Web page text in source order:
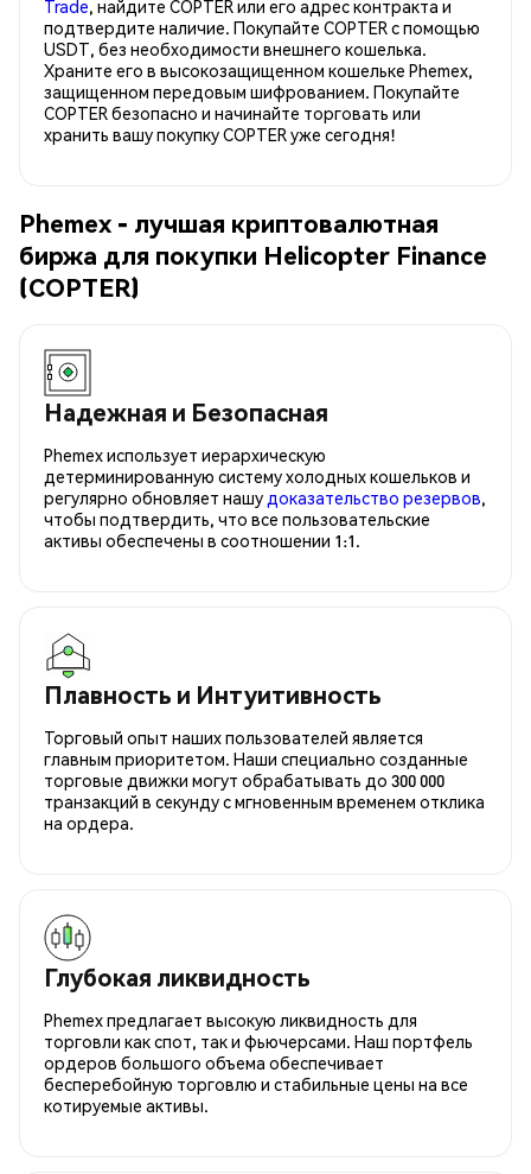
Trade, найдите COPTER или его адрес контракта и
подтвердите наличие. Покупайте COPTER с помощью
USDT, без необходимости внешнего кошелька.
Храните его в высокозащищенном кошельке Phemex,
защищенном передовым шифрованием. Покупайте
COPTER безопасно и начинайте торговать или
хранить вашу покупку COPTER уже сегодня!
Phemex - лучшая криптовалютная
биржа для покупки Helicopter Finance
(COPTER)
Надежная и Безопасная
Phemex использует иерархическую
детерминированную систему холодных кошельков и
регулярно обновляет нашу доказательство резервов
чтобы подтвердить, что все пользовательские
активы обеспечены в соотношении 1:1.
Плавность и Интуитивность
Торговый опыт наших пользователей является
главным приоритетом. Наши специально созданные
торговые движки могут обрабатывать до 300 000
транзакций в секунду с мгновенным временем отклика
на ордера.
Глубокая ликвидность
Phemex предлагает высокую ликвидность для
торговли как спот, так и фьючерсами. Наш портфель
ордеров большого объема обеспечивает
бесперебойную торговлю и стабильные цены на все
котируемые активы.